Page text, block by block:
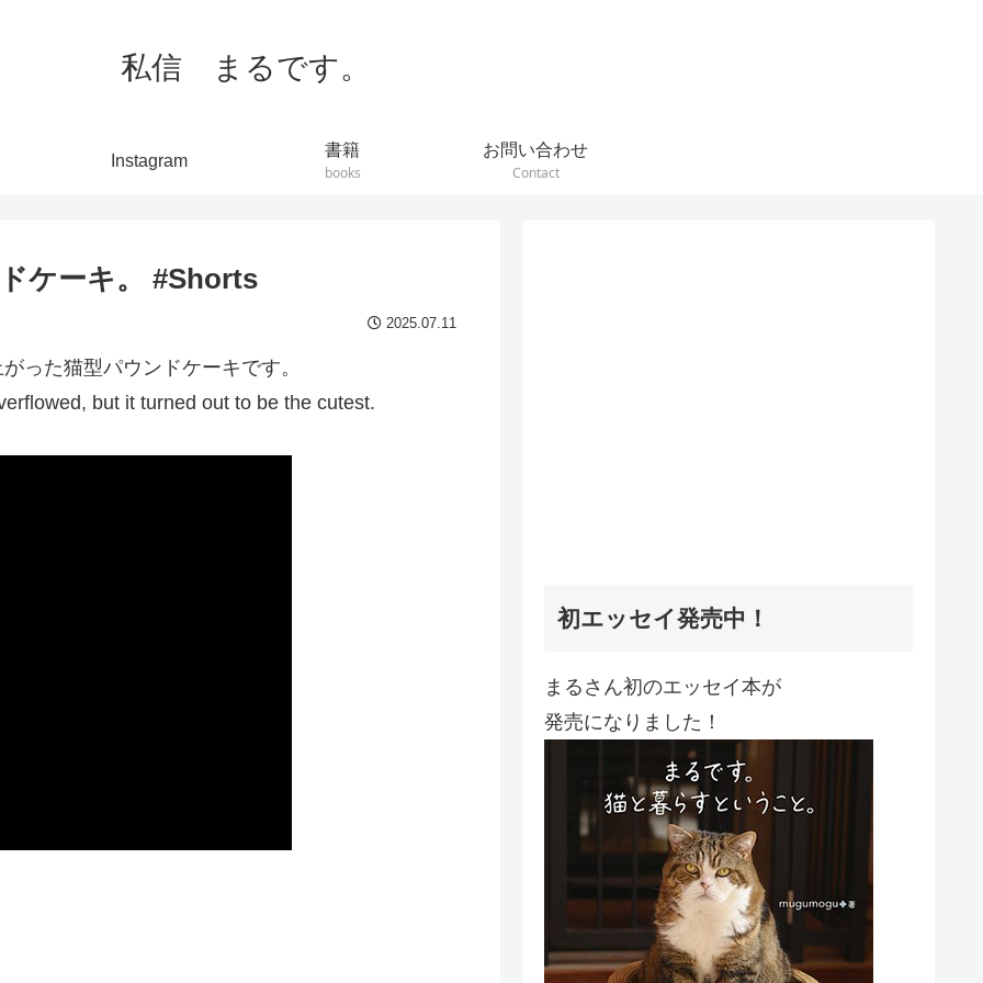
私信 まるです。
Instagram
書籍
books
お問い合わせ
Contact
ケーキ。 #Shorts
2025.07.11
った猫型パウンドケーキです。
but it turned out to be the cutest.
初エッセイ発売中！
まるさん初のエッセイ本が
発売になりました！